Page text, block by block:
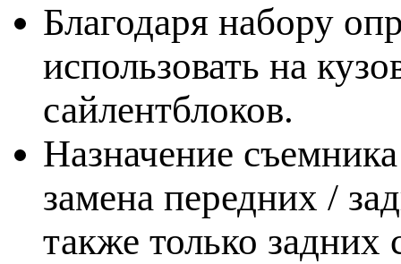
Благодаря набору
использовать на
сайлентблоков.
Назначение
замена передних /
также только